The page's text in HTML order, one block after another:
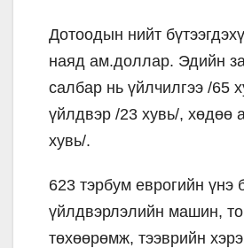
Дотоодын нийт
наяд ам.доллар. Эдийн
салбар нь үйлчилгээ /65
үйлдвэр /23 хувь/, хөдөө
хувь/.
623 тэрбум еврогийн үнэ
үйлдвэрлэлийн машин,
төхөөрөмж, тээврийн